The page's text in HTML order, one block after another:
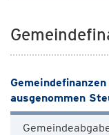
ausgenommen